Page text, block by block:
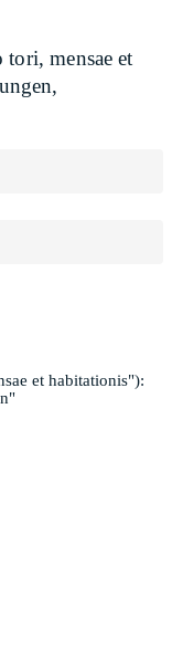
mensae et
et habitationis"):